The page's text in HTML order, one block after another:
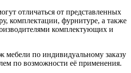
отличаться от представленных
комплектации, фурнитуре, а также
комплектующих и
мебели по индивидуальному заказу
по возможности её применения.